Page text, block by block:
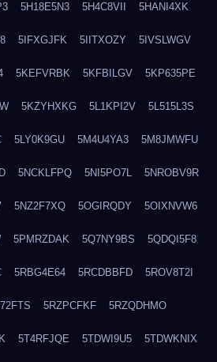
5H18E5N3 5H4C8VII 5HANI4XK
5IFXGJFK 5IITXOZY 5IVSLWGV
5KEFVRBK 5KFBILGV 5KP635PE
5KZYHXKG 5L1KPI2V 5L515L3S
5LY0K9GU 5M4U4YA3 5M8JMWFU
5NCKLFPQ 5NI5PO7L 5NROBV9R
5NZ2F7XQ 5OGIRQDY 5OIXNVW6
5PMRZDAK 5Q7NY9BS 5QDQI5F8
5RBG4E64 5RCDBBFD 5ROV8T2I
5RZPCFKF 5RZQDHMO
5T4RFJQE 5TDWI9U5 5TDWKNIX